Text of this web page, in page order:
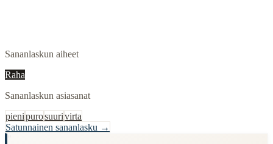
Sananlaskun aiheet
Raha
Sananlaskun asiasanat
pienipurosuurivirta
Satunnainen sananlasku →